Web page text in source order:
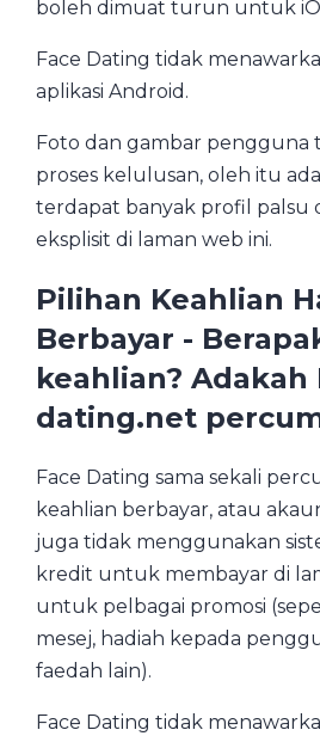
boleh dimuat turun untuk
Face Dating tidak
aplikasi Android.
Foto dan gambar pengguna
proses kelulusan, oleh itu
terdapat banyak profil palsu
eksplisit di laman web ini.
Pilihan Keahlian
Berbayar -
keahlian? Adakah
dating.net
Face Dating sama sekali
keahlian berbayar, atau
juga tidak menggunakan
kredit untuk membayar di
untuk pelbagai promosi
mesej, hadiah kepada
faedah lain).
Face Dating tidak